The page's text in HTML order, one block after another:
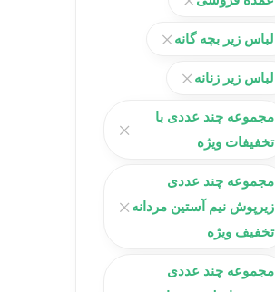
لباس زیر بچه گانه
لباس زیر زنانه
مجموعه چند عددی با
تخفیفات ویژه
مجموعه چند عددی
زیرپوش نیم آستین مردانه
تخفیف ویژه
مجموعه چند عددی